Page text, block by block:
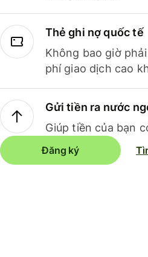
Thẻ ghi nợ quốc tế
Không bao giờ
phí giao dịch cao
Gửi tiền ra nước
Giúp tiền của bạn
Đăng ký